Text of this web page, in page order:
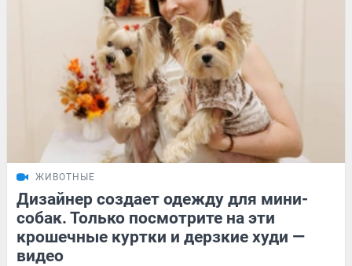
ЖИВОТНЫЕ
Дизайнер создает одежду для мини-
собак. Только посмотрите на эти
крошечные куртки и дерзкие худи —
видео